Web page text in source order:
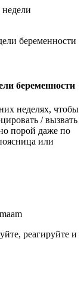
беременности
неделях, чтобы
/ вызвать
порой даже по
или
реагируйте и